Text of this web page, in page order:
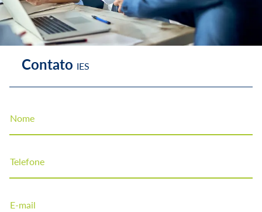
Contato
Home Contato
Contato IES
Nome
Telefone
E-mail